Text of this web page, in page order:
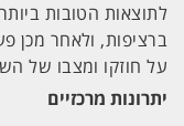
על חוזקו ומצבו של
יתרונות מרכזיים